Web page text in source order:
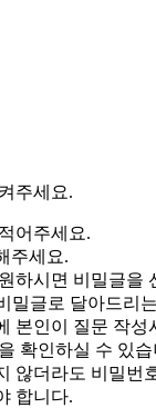
주세요.
어주세요.
주세요.
하시면 비밀글을
밀글로 달아드리
본인이 질문 작성
확인하실 수 있
않더라도 비밀번
합니다.